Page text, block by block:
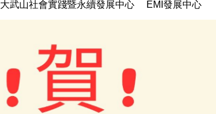
大武山社會實踐暨永續發展中心 EMI發展中心